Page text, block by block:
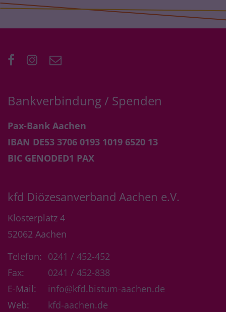
Bankverbindung / Spenden
Pax-Bank Aachen
IBAN DE53 3706 0193 1019 6520 13
BIC GENODED1 PAX
kfd Diözesanverband Aachen e.V.
Klosterplatz 4
52062 Aachen
Telefon: 0241 / 452-452
Fax:
0241 / 452-838
E-Mail:
info@kfd.bistum-aachen.de
Web:
kfd-aachen.de